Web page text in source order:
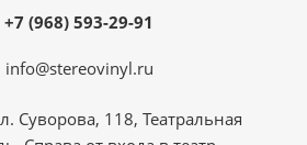
+7 (968) 593-29-91
info@stereovinyl.ru
Суворова, 118, Театральная